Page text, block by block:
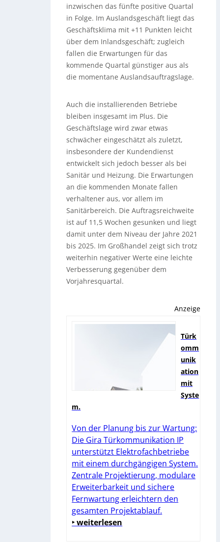
inzwischen das fünfte positive Quartal
in Folge. Im Auslandsgeschäft liegt das
Geschäftsklima mit +11 Punkten leicht
über dem Inlandsgeschäft; zugleich
fallen die Erwartungen für das
kommende Quartal günstiger aus als
die momentane Auslandsauftragslage.
Auch die installierenden Betriebe
bleiben insgesamt im Plus. Die
Geschäftslage wird zwar etwas
schwächer eingeschätzt als zuletzt,
insbesondere der Kundendienst
entwickelt sich jedoch besser als bei
Sanitär und Heizung. Die Erwartungen
an die kommenden Monate fallen
verhaltener aus, vor allem im
Sanitärbereich. Die Auftragsreichweite
ist auf 11,5 Wochen gesunken und liegt
damit unter dem Niveau der Jahre 2021
bis 2025. Im Großhandel zeigt sich trotz
weiterhin negativer Werte eine leichte
Verbesserung gegenüber dem
Vorjahresquartal.
Anzeige
Türk
omm
unik
ation
mit
Syste
m.
Von der Planung bis zur Wartung:
Die Gira Türkommunikation IP
unterstützt Elektrofachbetriebe
mit einem durchgängigen System.
Zentrale Projektierung, modulare
Erweiterbarkeit und sichere
Fernwartung erleichtern den
gesamten Projektablauf.
‣ weiterlesen